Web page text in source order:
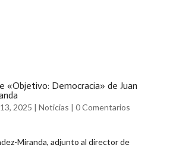
«Objetivo: Democracia» de Juan
2025 | Noticias | 0 Comentarios
Miranda, adjunto al director de